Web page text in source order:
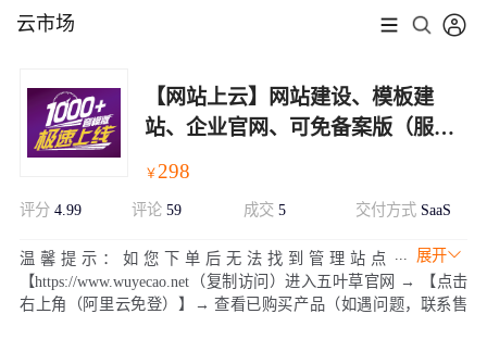
云市场
【网站上云】网站建设、模板建
站、企业官网、可免备案版（服务
￥ 298
评分 4.99 评论 59 成交 5 交付方式 SaaS
展开
温馨提示：如您下单后无法找到管理站点
【https://www.wuyecao.net（复制访问）进入五叶草官网 → 【点击
右上角（阿里云免登）】→ 查看已购买产品（如遇问题，联系售